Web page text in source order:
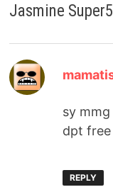
Jasmine
sy
dpt free
REPLY